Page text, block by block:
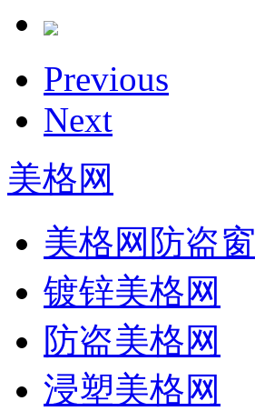
Previous
Next
美格网
美格网防盗窗
镀锌美格网
防盗美格网
浸塑美格网